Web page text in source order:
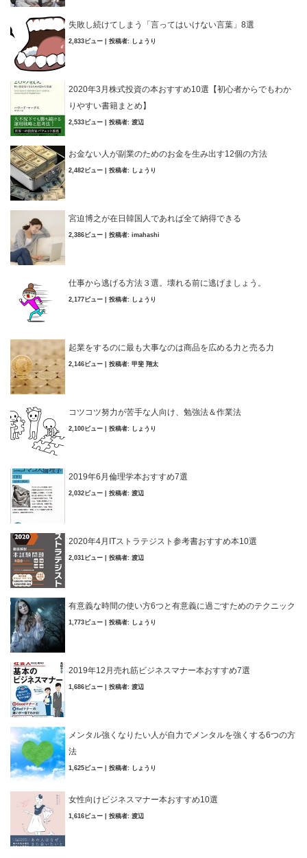
失敗し続けてしまう「言ってはいけない言葉」8選
2,833ビュー 投稿者: しょうり
2020年3月株式投資の本おすすめ10選【初心者からでもわか
りやすい書籍まとめ】
2,533ビュー 投稿者: 渡辺
お金ない人が副業のためのお金を生み出す12個の方法
2,482ビュー 投稿者: しょうり
宮迫博之が在日韓国人であれば全て納得できる
2,386ビュー 投稿者: imahashi
仕事から逃げる方法３選。壊れる前に逃げましょう。
2,177ビュー 投稿者: しょうり
起業をするのに最も大事なのは商品を広める力と売る力
2,146ビュー 投稿者: 甲斐 翔太
コツコツ努力が苦手な人向け、勉強法＆作業法
2,100ビュー 投稿者: しょうり
2019年6月倫理学本おすすめ7選
2,032ビュー 投稿者: 渡辺
2020年4月ITストラテジスト参考書おすすめ本10選
2,031ビュー 投稿者: 渡辺
有意義な時間の使い方6つと有意義に過ごすためのテクニック
1,773ビュー 投稿者: しょうり
2019年12月売れ筋ビジネスマナー本おすすめ7選
1,686ビュー 投稿者: 渡辺
メンタル強くなりたい人が自力でメンタルを強くする6つの方
法
1,625ビュー 投稿者: しょうり
女性向けビジネスマナー本おすすめ10選
1,616ビュー 投稿者: 渡辺